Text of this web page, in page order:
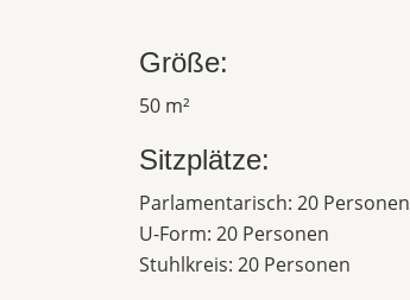
Größe:
50 m²
Sitzplätze:
Parlamentarisch: 20 Personen
U-Form: 20 Personen
Stuhlkreis: 20 Personen